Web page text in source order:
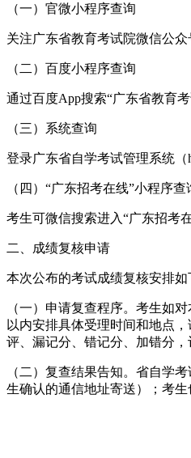
（一）官微小程序查询
关注广东省教育考试院微信公
（二）百度小程序查询
通过百度App搜索“广东省教育
（三）系统查询
登录广东省自学考试管理系统（
（四）“广东招考在线”小程序查
考生可微信搜索进入“广东招考
二、成绩复核申请
本次公布的考试成绩复核安排如
（一）申请复查程序。考生如
以内安排具体受理时间和地点
评、漏记分、错记分、加错分
（二）复查结果告知。省自学
生确认的通信地址寄送）；考